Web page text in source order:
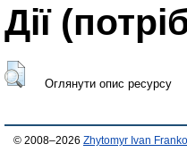
Дії
Оглянути опис ресурсу
© 2008–2026 Zhytomyr Ivan